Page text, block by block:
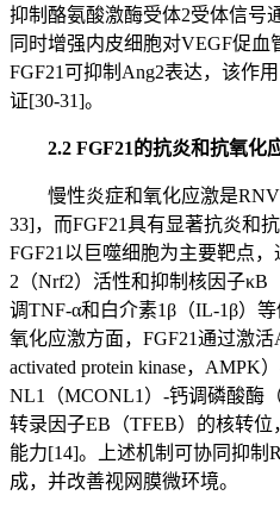
抑制酪氨酸激酶受体2受体信号
同时增强内皮细胞对VEGF促血
FGF21可抑制Ang2表达，该作
证[30-31]。
2.2 FGF21的抗炎和抗氧化
慢性炎症和氧化应激是
33]，而FGF21具有显著抗炎和
FGF21以巨噬细胞为主要靶点
2（Nrf2）活性和抑制核因子κB
调TNF-α和白介素1β（IL-1β）
氧化应激方面，FGF21通过激
activated protein kinase，AMPK
NL1（MCONL1）-钙调磷酸酶
转录因子EB（TFEB）的核转
能力[14]。上述机制可协同抑制
成，并改善视网膜微环境。